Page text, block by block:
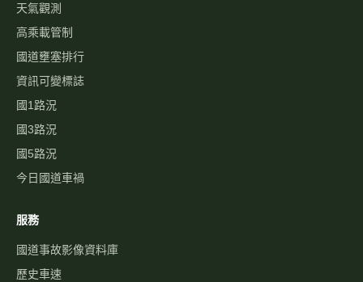
天氣觀測
高乘載管制
國道壅塞排行
資訊可變標誌
國1路況
國3路況
國5路況
今日國道車禍
服務
國道事故影像資料庫
歷史車速